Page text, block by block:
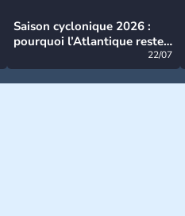
Saison cyclonique 2026 :
pourquoi l’Atlantique reste
22/07